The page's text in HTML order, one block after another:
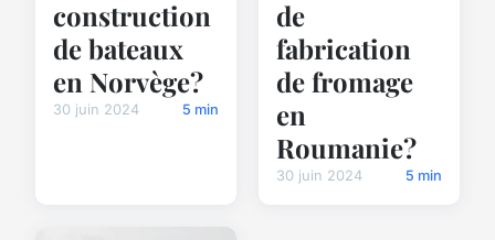
construction
de bateaux
en Norvège?
30 juin 2024 5 min
de
fabrication
de fromage
en
Roumanie?
30 juin 2024 5 min